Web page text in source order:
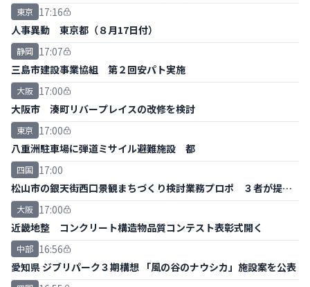
東京 17:16
人事異動 東京都（８月17日付）
静岡 17:07
三島市建設事業協組 第２回安パト実施
大阪 17:00
大阪市 湊町リバープレイスの改修を検討
東京 17:00
八重洲駐車場に弾道ミサイル避難施設 都
四国 17:00
松山市の銀天街西口景観まちづくり検討業務プロポ ３者が提案
書提出
大阪 17:00
近畿地整 コンクリート構造物品質コンテスト表彰式開く
中部 16:56
愛知県 ジブリパーク３期構想 「風の谷のナウシカ」施設案を公表